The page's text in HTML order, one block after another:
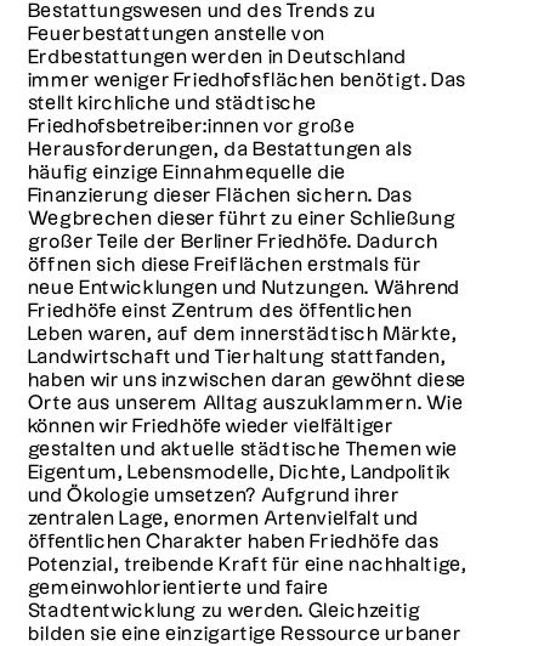
Bestattungswesen und des Trends zu
Feuerbestattungen anstelle von
Erdbestattungen werden in Deutschland
immer weniger Friedhofsflächen benötigt. Das
stellt kirchliche und städtische
Friedhofsbetreiber:innen vor große
Herausforderungen, da Bestattungen als
häufig einzige Einnahmequelle die
Finanzierung dieser Flächen sichern. Das
Wegbrechen dieser führt zu einer Schließung
großer Teile der Berliner Friedhöfe. Dadurch
öffnen sich diese Freiflächen erstmals für
neue Entwicklungen und Nutzungen. Während
Friedhöfe einst Zentrum des öffentlichen
Leben waren, auf dem innerstädtisch Märkte,
Landwirtschaft und Tierhaltung stattfanden,
haben wir uns inzwischen daran gewöhnt diese
Orte aus unserem Alltag auszuklammern. Wie
können wir Friedhöfe wieder vielfältiger
gestalten und aktuelle städtische Themen wie
Eigentum, Lebensmodelle, Dichte, Landpolitik
und Ökologie umsetzen? Aufgrund ihrer
zentralen Lage, enormen Artenvielfalt und
öffentlichen Charakter haben Friedhöfe das
Potenzial, treibende Kraft für eine nachhaltige,
gemeinwohlorientierte und faire
Stadtentwicklung zu werden. Gleichzeitig
bilden sie eine einzigartige Ressource urbaner